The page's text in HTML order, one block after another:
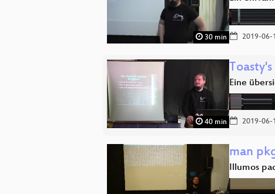
30 min 2019-06-
40 min
Eine
2019-06-
man
Illumos